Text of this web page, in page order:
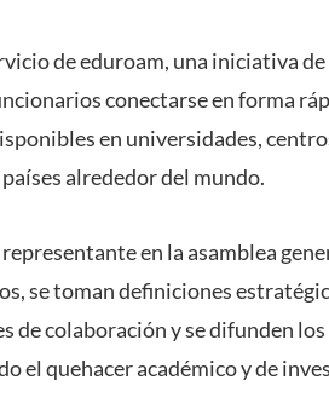
de eduroam, una iniciativa
conectarse en forma
en universidades,
alrededor del mundo.
en la asamblea
se toman definiciones
de colaboración y se difunden
el quehacer académico y de